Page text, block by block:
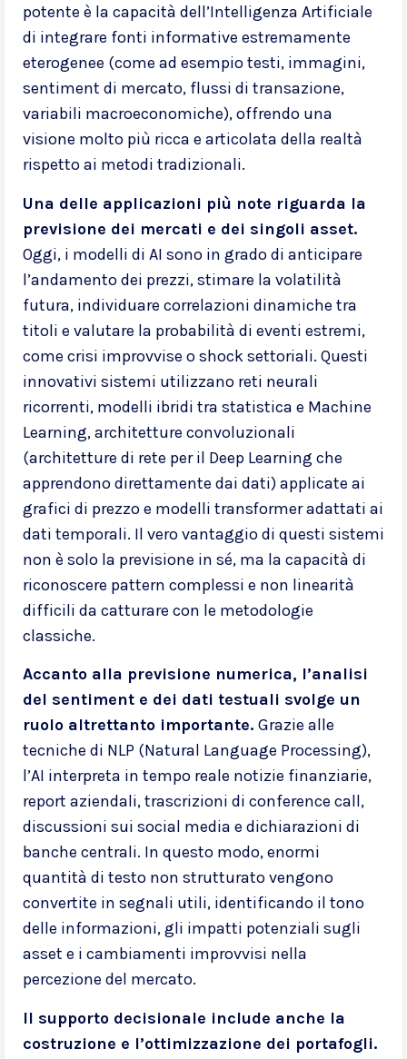
potente è la capacità dell’Intelligenza Artificiale
di integrare fonti informative estremamente
eterogenee (come ad esempio testi, immagini,
sentiment di mercato, flussi di transazione,
variabili macroeconomiche), offrendo una
visione molto più ricca e articolata della realtà
rispetto ai metodi tradizionali.
Una delle applicazioni più note riguarda la
previsione dei mercati e dei singoli asset.
Oggi, i modelli di AI sono in grado di anticipare
l’andamento dei prezzi, stimare la volatilità
futura, individuare correlazioni dinamiche tra
titoli e valutare la probabilità di eventi estremi,
come crisi improvvise o shock settoriali. Questi
innovativi sistemi utilizzano reti neurali
ricorrenti, modelli ibridi tra statistica e Machine
Learning, architetture convoluzionali
(architetture di rete per il Deep Learning che
apprendono direttamente dai dati) applicate ai
grafici di prezzo e modelli transformer adattati ai
dati temporali. Il vero vantaggio di questi sistemi
non è solo la previsione in sé, ma la capacità di
riconoscere pattern complessi e non linearità
difficili da catturare con le metodologie
classiche.
Accanto alla previsione numerica, l’analisi
del sentiment e dei dati testuali svolge un
ruolo altrettanto importante. Grazie alle
tecniche di NLP (Natural Language Processing),
l’AI interpreta in tempo reale notizie finanziarie,
report aziendali, trascrizioni di conference call,
discussioni sui social media e dichiarazioni di
banche centrali. In questo modo, enormi
quantità di testo non strutturato vengono
convertite in segnali utili, identificando il tono
delle informazioni, gli impatti potenziali sugli
asset e i cambiamenti improvvisi nella
percezione del mercato.
Il supporto decisionale include anche la
costruzione e l’ottimizzazione dei portafogli.